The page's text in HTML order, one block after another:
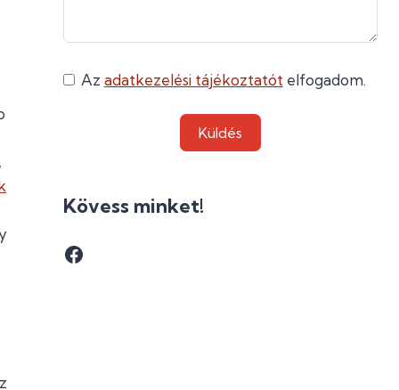
Az adatkezelési tájékoztatót elfogadom.
Küldés
Kövess minket!
Facebook